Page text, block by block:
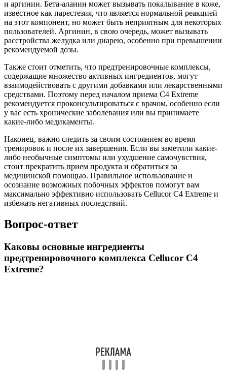
и аргинин. Бета-аланин может вызывать покалывание в коже,
известное как парестезия, что является нормальной реакцией
на этот компонент, но может быть неприятным для некоторых
пользователей. Аргинин, в свою очередь, может вызывать
расстройства желудка или диарею, особенно при превышении
рекомендуемой дозы.
Также стоит отметить, что предтренировочные комплексы,
содержащие множество активных ингредиентов, могут
взаимодействовать с другими добавками или лекарственными
средствами. Поэтому перед началом приема C4 Extreme
рекомендуется проконсультироваться с врачом, особенно если
у вас есть хронические заболевания или вы принимаете
какие-либо медикаменты.
Наконец, важно следить за своим состоянием во время
тренировок и после их завершения. Если вы заметили какие-
либо необычные симптомы или ухудшение самочувствия,
стоит прекратить прием продукта и обратиться за
медицинской помощью. Правильное использование и
осознание возможных побочных эффектов помогут вам
максимально эффективно использовать Cellucor C4 Extreme и
избежать негативных последствий.
Вопрос-ответ
Каковы основные ингредиенты
предтренировочного комплекса Cellucor C4
Extreme?